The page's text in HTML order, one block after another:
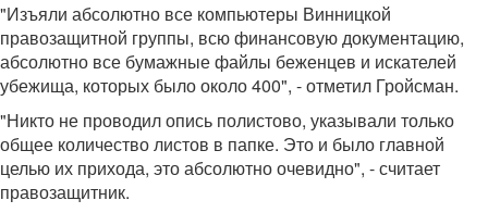
"Изъяли абсолютно все компьютеры Винницкой
правозащитной группы, всю финансовую документацию,
абсолютно все бумажные файлы беженцев и искателей
убежища, которых было около 400", - отметил Гройсман.
"Никто не проводил опись полистово, указывали только
общее количество листов в папке. Это и было главной
целью их прихода, это абсолютно очевидно", - считает
правозащитник.